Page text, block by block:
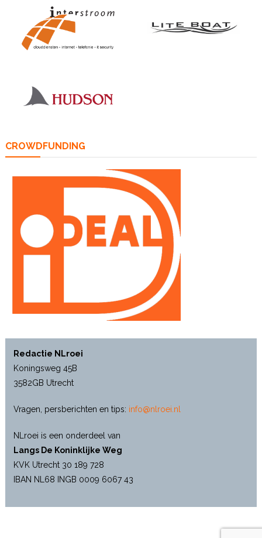
CROWDFUNDING
Redactie NLroei
Koningsweg 45B
3582GB Utrecht
Vragen, persberichten en tips: info@nlroei.nl
NLroei is een onderdeel van
Langs De Koninklijke Weg
KVK Utrecht 30 189 728
IBAN NL68 INGB 0009 6067 43